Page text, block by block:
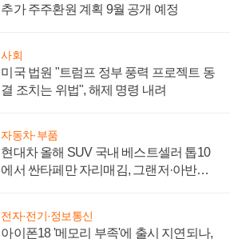
추가 주주환원 계획 9월 공개 예정
사회
미국 법원 "트럼프 정부 풍력 프로젝트 동
결 조치는 위법", 해제 명령 내려
자동차·부품
현대차 올해 SUV 국내 베스트셀러 톱10
에서 싼타페만 자리매김, 그랜저·아반떼
전자·전기·정보통신
아이폰18 '메모리 부족'에 출시 지연되나,